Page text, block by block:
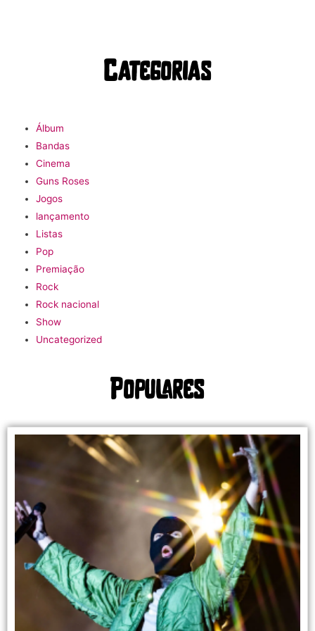
Categorias
Álbum
Bandas
Cinema
Guns Roses
Jogos
lançamento
Listas
Pop
Premiação
Rock
Rock nacional
Show
Uncategorized
Populares